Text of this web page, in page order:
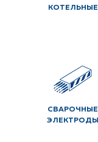
КОТЕЛЬНЫЕ
СВАРОЧНЫЕ
ЭЛЕКТРОДЫ